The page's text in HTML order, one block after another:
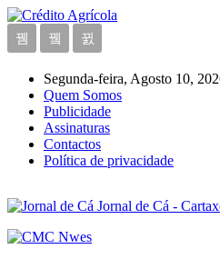
Segunda-feira, Agosto 10,
Quem Somos
Publicidade
Assinaturas
Contactos
Política de privacidade
Jornal de Cá -